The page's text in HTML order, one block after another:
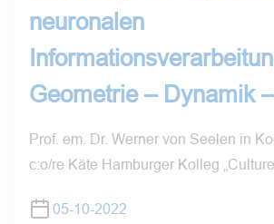
neuronalen
Geometrie – Dynamik
Prof. em. Dr. Werner von Seelen in
c:o/re Käte Hamburger Kolleg
05-10-2022